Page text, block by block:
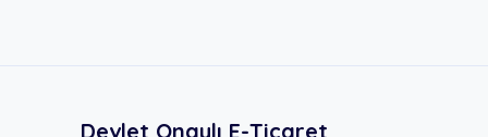
Devlet Onaylı E-Ticaret